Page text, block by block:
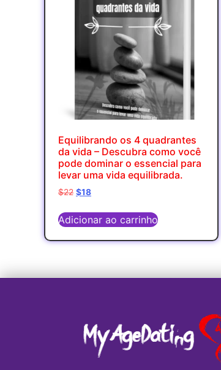
Equilibrando os 4 quadrantes
da vida – Descubra como você
pode dominar o essencial para
levar uma vida equilibrada.
$22 $18
Adicionar ao carrinho